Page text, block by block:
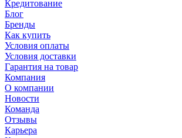
Кредитование
Блог
Бренды
Как купить
Условия оплаты
Условия доставки
Гарантия на товар
Компания
О компании
Новости
Команда
Отзывы
Карьера